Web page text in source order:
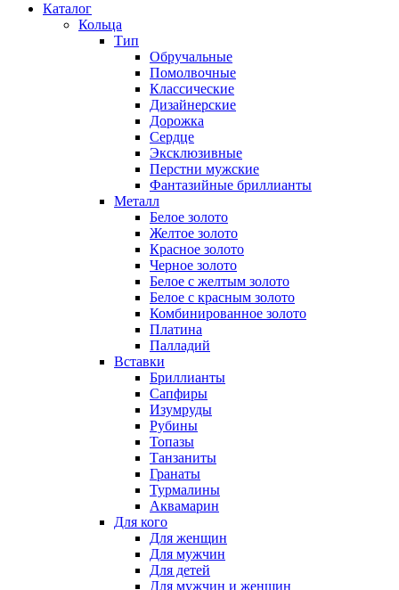
Каталог
Кольца
Тип
Обручальные
Помолвочные
Классические
Дизайнерские
Дорожка
Сердце
Эксклюзивные
Перстни мужские
Фантазийные бриллианты
Металл
Белое золото
Желтое золото
Красное золото
Черное золото
Белое с желтым золото
Белое с красным золото
Комбинированное золото
Платина
Палладий
Вставки
Бриллианты
Сапфиры
Изумруды
Рубины
Топазы
Танзаниты
Гранаты
Турмалины
Аквамарин
Для кого
Для женщин
Для мужчин
Для детей
Для мужчин и женщин